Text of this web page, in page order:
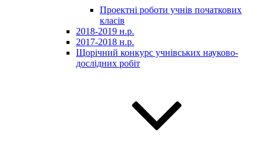
Проектні роботи учнів початкових
класів
2018-2019 н.р.
2017-2018 н.р.
Щорічний конкурс учнівських науково-
дослідних робіт